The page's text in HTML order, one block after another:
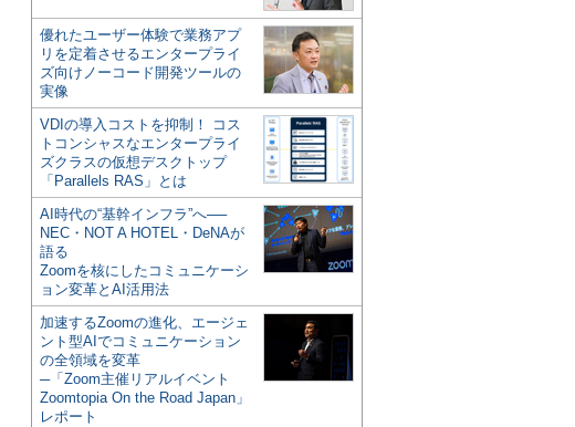
優れたユーザー体験で業務アプ
リを定着させるエンタープライ
ズ向けノーコード開発ツールの
実像
VDIの導入コストを抑制！ コス
トコンシャスなエンタープライ
ズクラスの仮想デスクトップ
「Parallels RAS」とは
AI時代の“基幹インフラ”へ──
NEC・NOT A HOTEL・DeNAが
語る
Zoomを核にしたコミュニケーシ
ョン変革とAI活用法
加速するZoomの進化、エージェ
ント型AIでコミュニケーション
の全領域を変革
─「Zoom主催リアルイベント
Zoomtopia On the Road Japan」
レポート